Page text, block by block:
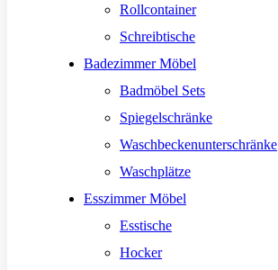
Rollcontainer
Schreibtische
Badezimmer Möbel
Badmöbel Sets
Spiegelschränke
Waschbeckenunterschränke
Waschplätze
Esszimmer Möbel
Esstische
Hocker